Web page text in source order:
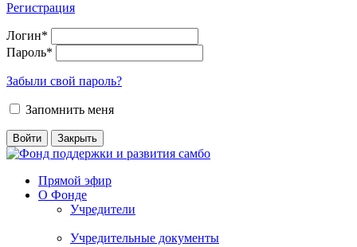
Регистрация
Логин*
Пароль*
Забыли свой пароль?
Запомнить меня
Прямой эфир
О Фонде
Учредители
Учредительные документы